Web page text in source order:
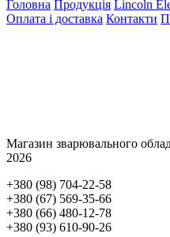
Головна Продукція Lincoln
Оплата і доставка Контакти
Магазин зварювального
2026
+380 (98) 704-22-58
+380 (67) 569-35-66
+380 (66) 480-12-78
+380 (93) 610-90-26